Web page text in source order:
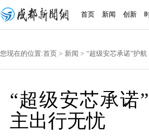
首页 新闻 创新
您现在的位置:首页 > 新闻 > “超级安芯承诺”护
“超级安芯承诺
主出行无忧